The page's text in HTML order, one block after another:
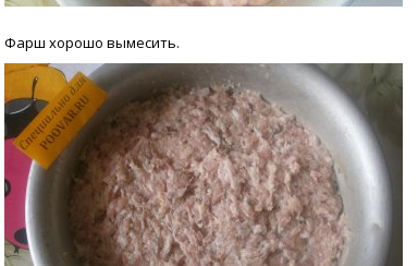
Фарш хорошо вымесить.